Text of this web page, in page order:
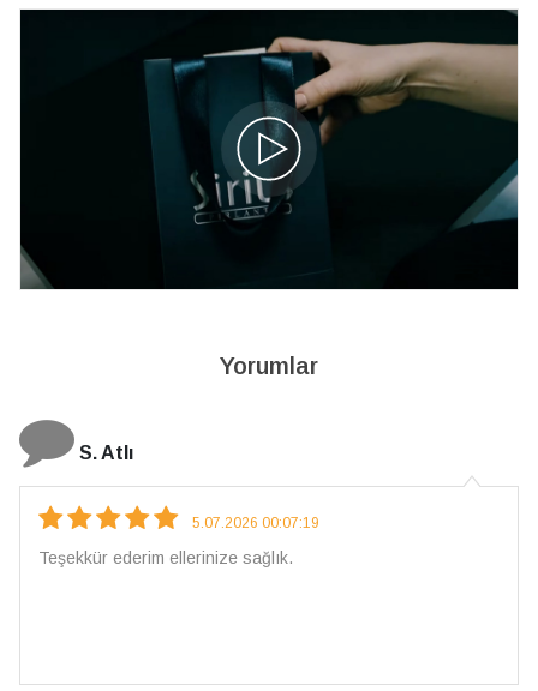
Yorumlar
S. Atlı
5.07.2026 00:07:19
Teşekkür ederim ellerinize sağlık.